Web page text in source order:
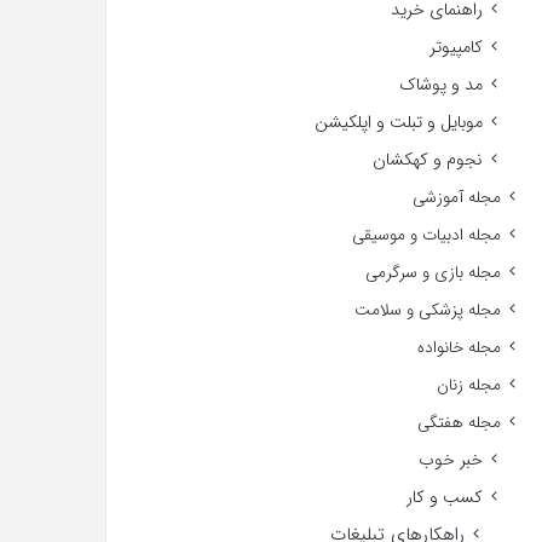
راهنمای خرید
کامپیوتر
مد و پوشاک
موبایل و تبلت و اپلکیشن
نجوم و کهکشان
مجله آموزشی
مجله ادبیات و موسیقی
مجله بازی و سرگرمی
مجله پزشکی و سلامت
مجله خانواده
مجله زنان
مجله هفتگی
خبر خوب
کسب و کار
راهکارهای تبلیغات